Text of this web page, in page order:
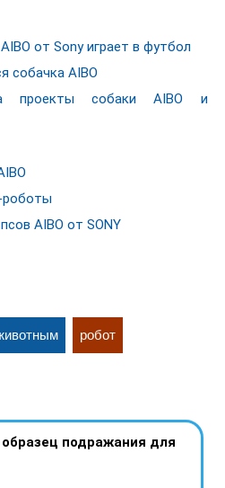
от Sony играет в футбол
собачка AIBO
проекты собаки AIBO и
роботы
AIBO от SONY
робот
подражания для